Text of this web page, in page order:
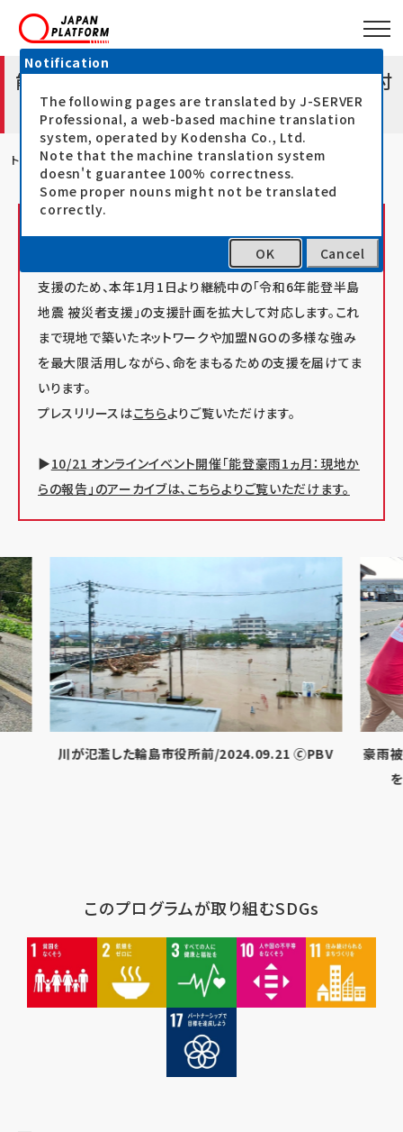
能登半島災害支援（地震・豪雨）（寄付受付
中）
トップ JPFの緊急人道支援 支援プログラム 能登半島災害支援（地震
2024.09.24
9月21日からの能登地方における豪雨被害による被災者
支援のため、本年1月1日より継続中の「令和6年能登半島
地震 被災者支援」の支援計画を拡大して対応します。これ
まで現地で築いたネットワークや加盟NGOの多様な強み
を最大限活用しながら、命をまもるための支援を届けてま
いります。
プレスリリースはこちらよりご覧いただけます。
▶10/21 オンラインイベント開催「能登豪雨1ヵ月：現地か
らの報告」のアーカイブは、こちらよりご覧いただけます。
豪雨被害で被災した漁業技能実習生へ食料品など
輪島
ン
このプログラムが取り組むSDGs
Notification
The following pages are translated by J-SERVER
Professional, a web-based machine translation
system, operated by Kodensha Co., Ltd.
Note that the machine translation system
doesn't guarantee 100% correctness.
Some proper nouns might not be translated
correctly.
OK Cancel